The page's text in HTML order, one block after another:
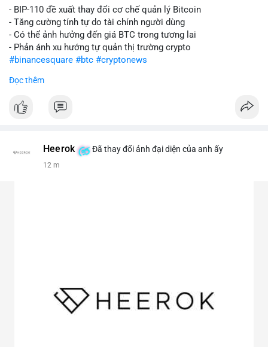
- BIP-110 đề xuất thay đổi cơ chế quản lý Bitcoin
- Tăng cường tính tự do tài chính người dùng
- Có thể ảnh hưởng đến giá BTC trong tương lai
- Phản ánh xu hướng tự quản thị trường crypto
#binancesquare #btc #cryptonews
$btc
#vlikevn #titanbot
Đọc thêm
Heerok Đã thay đổi ảnh đại diện của anh ấy
12 m